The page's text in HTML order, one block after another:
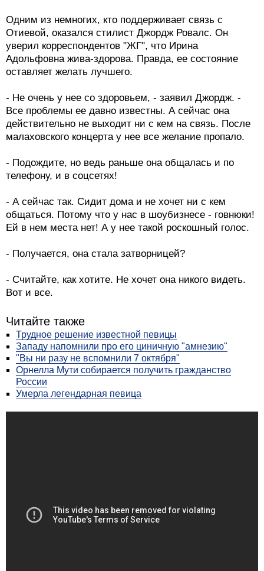
Одним из немногих, кто поддерживает связь с
Отиевой, оказался стилист Джордж Ровалс. Он
уверил корреспондентов "ЖГ", что Ирина
Адольфовна жива-здорова. Правда, ее состояние
оставляет желать лучшего.
- Не очень у нее со здоровьем, - заявил Джордж. -
Все проблемы ее давно известны. А сейчас она
действительно не выходит ни с кем на связь. После
малаховского концерта у нее все желание пропало.
- Подождите, но ведь раньше она общалась и по
телефону, и в соцсетях!
- А сейчас так. Сидит дома и не хочет ни с кем
общаться. Потому что у нас в шоубизнесе - говнюки!
Ей в нем места нет! А у нее такой роскошный голос.
- Получается, она стала затворницей?
- Считайте, как хотите. Не хочет она никого видеть.
Вот и все.
Читайте также
Трудное решение известной певицы
Западу напомнили про его циничную "амнезию"
"Вы ни разу не вспомнили 7 октября"
Орнелла Мути собирается получить гражданство
России
Умерла легендарная певица